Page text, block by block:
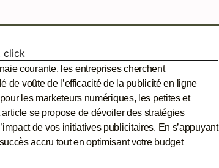
courante, les entreprises cherchent
de voûte de l’efficacité de la publicité en ligne
les marketeurs numériques, les petites et
se propose de dévoiler des stratégies
de vos initiatives publicitaires. En s’appuyant
accru tout en optimisant votre budget